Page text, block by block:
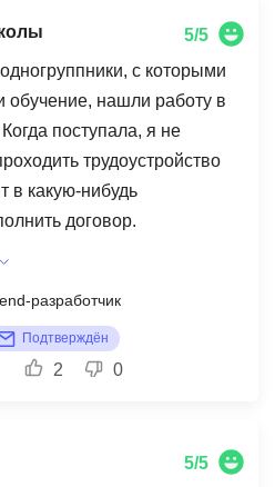
5/5
с которыми
обучение, нашли работу в
поступала, я не
трудоустройство
в какую-нибудь
договор.
не устраивает на
оффер, а Ката
тестовых собесах. Я
нашла после курса,
разработчик
Подтверждён
2 0
5/5